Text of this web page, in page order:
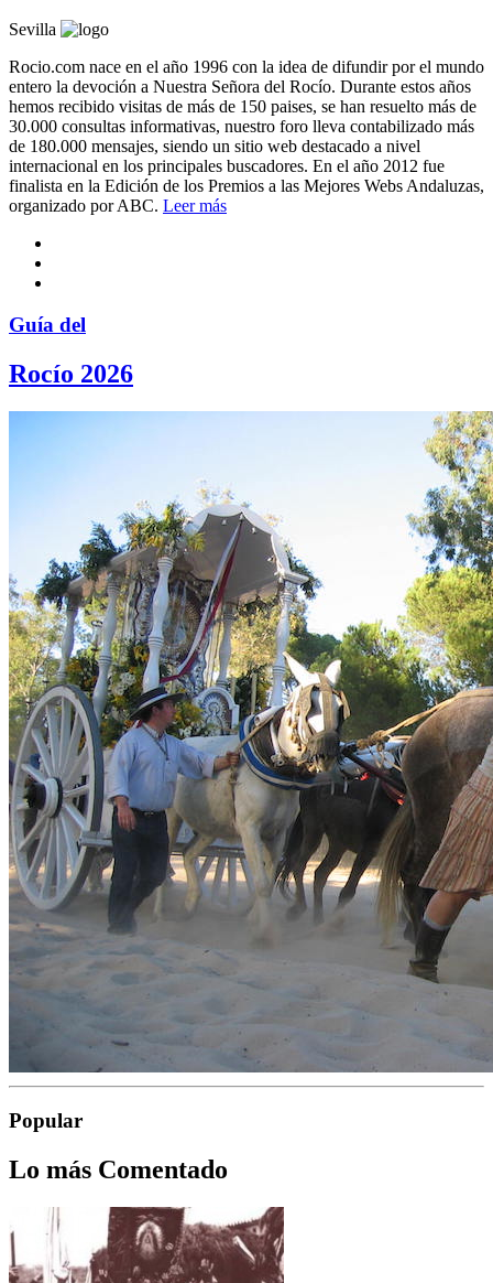
Sevilla
Rocio.com nace en el año 1996 con la idea de difundir por el mundo
entero la devoción a Nuestra Señora del Rocío. Durante estos años
hemos recibido visitas de más de 150 paises, se han resuelto más de
30.000 consultas informativas, nuestro foro lleva contabilizado más
de 180.000 mensajes, siendo un sitio web destacado a nivel
internacional en los principales buscadores. En el año 2012 fue
finalista en la Edición de los Premios a las Mejores Webs Andaluzas,
organizado por ABC. Leer más
Guía del
Rocío 2026
Popular
Lo más Comentado